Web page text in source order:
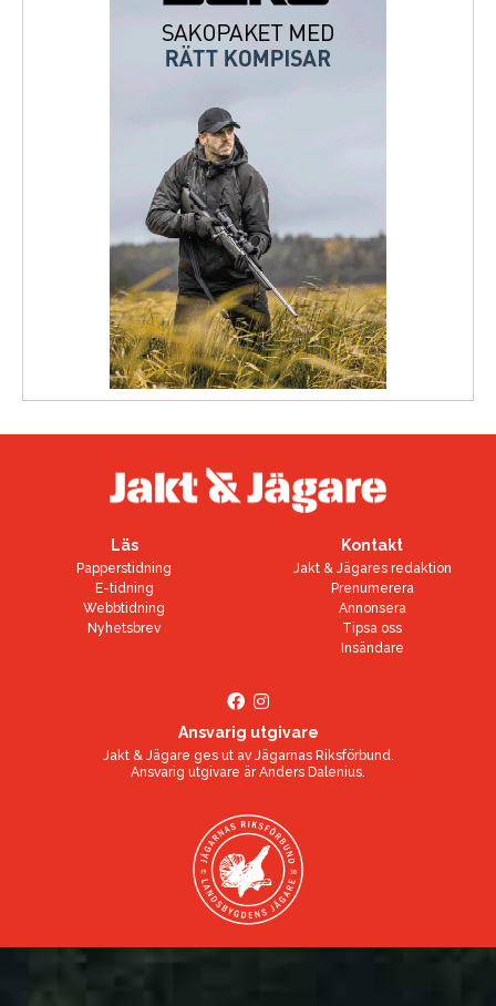
Läs
Papperstidning
E-tidning
Webbtidning
Nyhetsbrev
Kontakt
Jakt & Jägares redaktion
Prenumerera
Annonsera
Tipsa oss
Insändare
Ansvarig utgivare
Jakt & Jägare ges ut av Jägarnas Riksförbund.
Ansvarig utgivare ärAnders Dalenius.